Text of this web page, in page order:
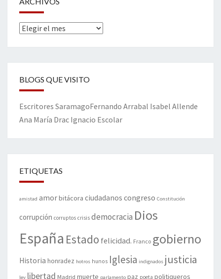
Archivos
BLOGS QUE VISITO
Escritores SaramagoFernando Arrabal Isabel Allende
Ana María Drac Ignacio Escolar
ETIQUETAS
amistad amorbitácora ciudadanos congreso Constitución
corrupción corruptos crisis democracia Dios
España Estado felicidad. Franco gobierno
Historia honradez hotros hunos Iglesia indignados justicia
ley libertad Madrid muerte parlamento paz poeta politiqueros